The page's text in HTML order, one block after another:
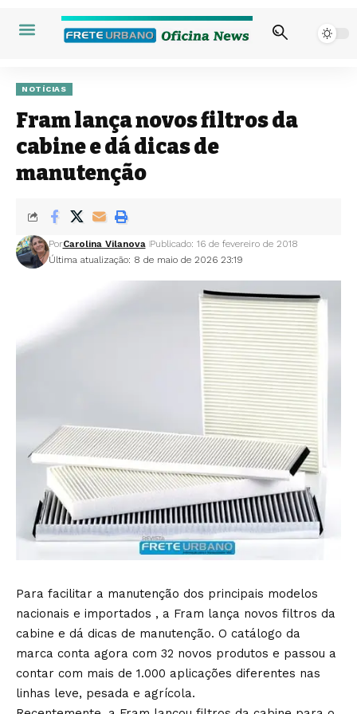
NOTÍCIAS
Fram lança novos filtros da
cabine e dá dicas de
manutenção
Última atualização: 8 de maio de 2026 23:19
PorCarolina Vilanova Publicado: 16 de fevereiro de 2018
Para facilitar a manutenção dos principais modelos
nacionais e importados , a Fram lança novos filtros da
cabine e dá dicas de manutenção. O catálogo da
marca conta agora com 32 novos produtos e passou a
contar com mais de 1.000 aplicações diferentes nas
linhas leve, pesada e agrícola.